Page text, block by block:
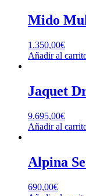
Mido
1.350,00€
Añadir al
Jaquet
9.695,00€
Añadir al
Alpina
690,00€